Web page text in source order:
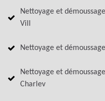
Nettoyage et
Vill
Nettoyage et
Nettoyage et
Charlev